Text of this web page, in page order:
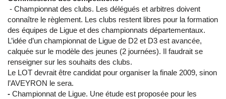
- Championnat des clubs. Les délégués et arbitres doivent
connaître le règlement. Les clubs restent libres pour la formation
des équipes de Ligue et des championnats départementaux.
L’idée d’un championnat de Ligue de D2 et D3 est avancée,
calquée sur le modèle des jeunes (2 journées). Il faudrait se
renseigner sur les souhaits des clubs.
Le LOT devrait être candidat pour organiser la finale 2009, sinon
l’AVEYRON le sera.
- Championnat de Ligue. Une étude est proposée pour les